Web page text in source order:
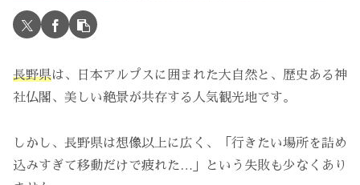
長野県は、日本アルプスに囲まれた大自然と、歴史ある神
社仏閣、美しい絶景が共存する人気観光地です。
しかし、長野県は想像以上に広く、「行きたい場所を詰め
込みすぎて移動だけで疲れた…」という失敗も少なくあり